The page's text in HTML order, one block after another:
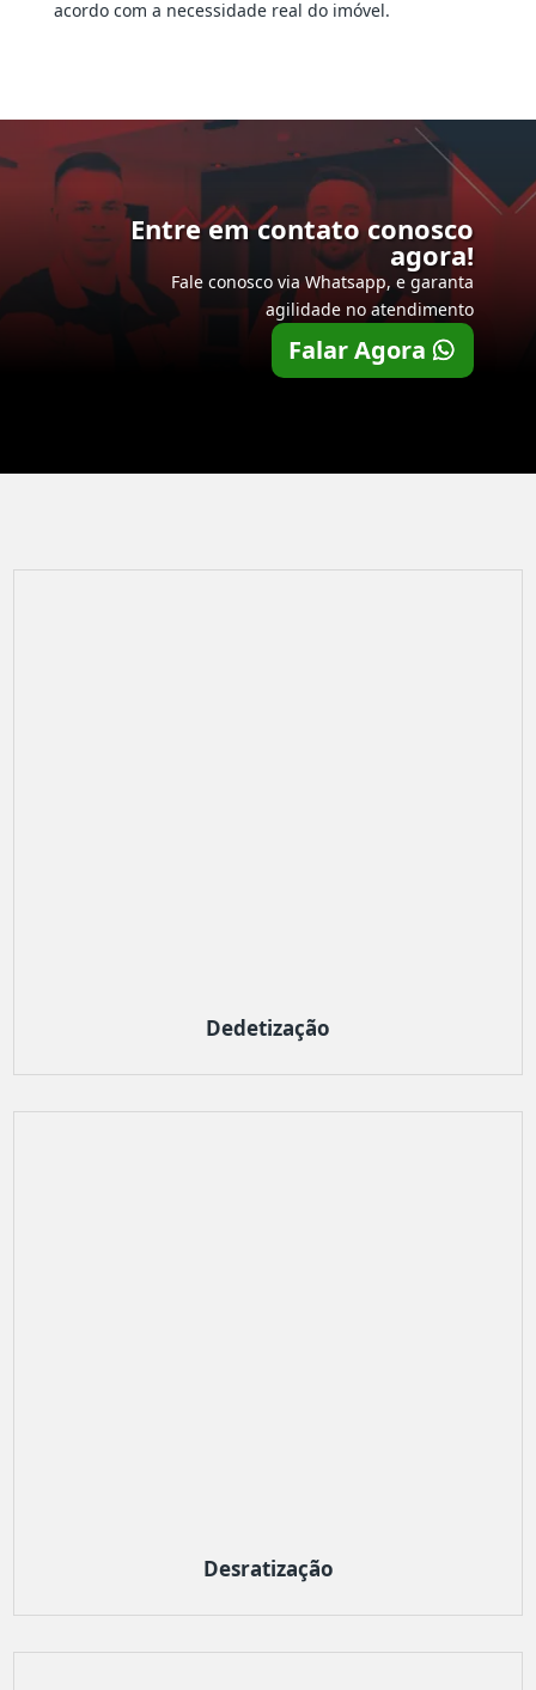
acordo com a necessidade real do imóvel.
Entre em contato conosco
agora!
Fale conosco via Whatsapp, e garanta
agilidade no atendimento
Falar Agora
Dedetização
Desratização